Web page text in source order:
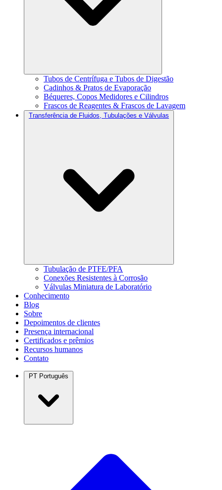
Tubos de Centrífuga e Tubos de Digestão
Cadinhos & Pratos de Evaporação
Béqueres, Copos Medidores e Cilindros
Frascos de Reagentes & Frascos de Lavagem
Transferência de Fluidos, Tubulações e Válvulas
Tubulação de PTFE/PFA
Conexões Resistentes à Corrosão
Válvulas Miniatura de Laboratório
Conhecimento
Blog
Sobre
Depoimentos de clientes
Presença internacional
Certificados e prêmios
Recursos humanos
Contato
PT Português